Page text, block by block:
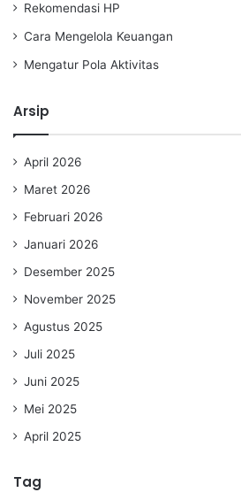
Rekomendasi HP
Cara Mengelola Keuangan
Mengatur Pola Aktivitas
Arsip
April 2026
Maret 2026
Februari 2026
Januari 2026
Desember 2025
November 2025
Agustus 2025
Juli 2025
Juni 2025
Mei 2025
April 2025
Tag